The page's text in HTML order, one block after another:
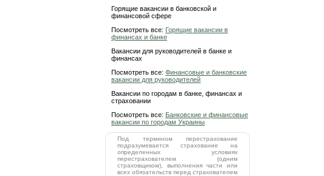
Горящие вакансии в банковской и
финансовой сфере
Посмотреть все: Горящие вакансии в
финансах и банке
Вакансии для руководителей в банке и
финансах
Посмотреть все: Финансовые и банковские
вакансии для руководителей
Вакансии по городам в банке, финансах и
страховании
Посмотреть все: Банковские и финансовые
вакансии по городам Украины
Под термином перестрахование
подразумевается страхование на
определенных условиях
перестрахователем (одним
страховщиком), выполнения части или
всех обязательств перед страхователем